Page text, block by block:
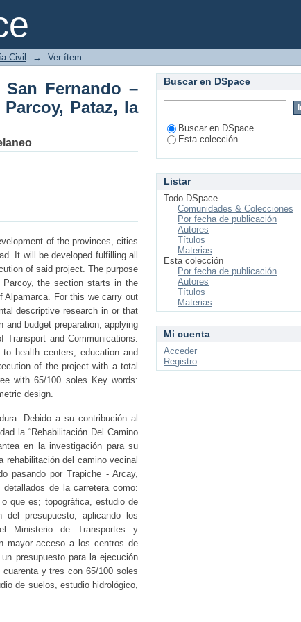
San Fernando – trapiche –
2018.
Civil → Ver ítem
Fernando –
Pataz, la
of the provinces, cities
It will be developed fulfilling all
of said project. The purpose
the section starts in the
Alpamarca. For this we carry out
descriptive research in or that
budget preparation, applying
and Communications.
health centers, education and
of the project with a total
with 65/100 soles Key words:
design.
Debido a su contribución al
la “Rehabilitación Del Camino
en la investigación para su
rehabilitación del camino vecinal
pasando por Trapiche - Arcay,
de la carretera como:
que es; topográfica, estudio de
del presupuesto, aplicando los
Ministerio de Transportes y
mayor acceso a los centros de
presupuesto para la ejecución
y tres con 65/100 soles
de suelos, estudio hidrológico,
Buscar en DSpace
Buscar en DSpace
Esta colección
Listar
Todo DSpace
Comunidades & Colecciones
Por fecha de publicación
Autores
Títulos
Materias
Esta colección
Por fecha de publicación
Autores
Títulos
Materias
Mi cuenta
Acceder
Registro